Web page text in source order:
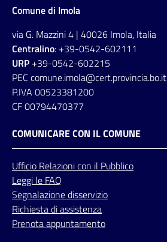
Comune di Imola
via G. Mazzini 4 | 40026 Imola, Italia
Centralino: +39-0542-602111
URP +39-0542-602215
PEC comune.imola@cert.provincia.bo.it
P.IVA 00523381200
CF 00794470377
COMUNICARE CON IL COMUNE
Ufficio Relazionicon il Pubblico
Leggi le FAQ
Segnalazione disservizio
Richiesta di assistenza
Prenota appuntamento